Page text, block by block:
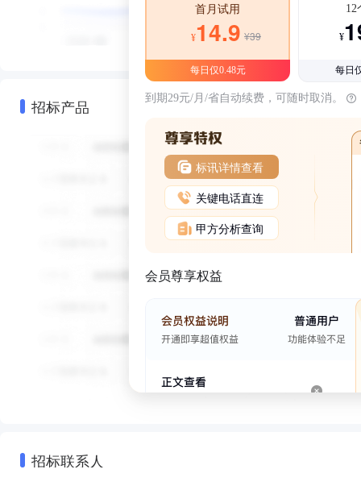
招标产品
首月试用
¥14.9 ¥39
每日仅0.48元
12
¥
每日
到期29元/月/省自动续费，可随时取消。
标讯详情查看
关键电话直连
甲方分析查询
会员尊享权益
招标联系人